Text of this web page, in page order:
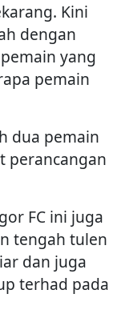
Kini
dengan
yang
pemain
dua pemain
perancangan
FC ini juga
tengah tulen
dan juga
terhad pada